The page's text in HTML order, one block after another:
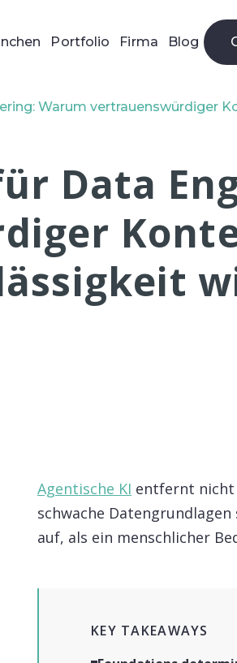
Portfolio Firma
Blog
Warum vertrauenswürdiger
Data
Agentische KI entfernt nicht
schwache
auf, als ein menschlicher
KEY TAKEAWAYS